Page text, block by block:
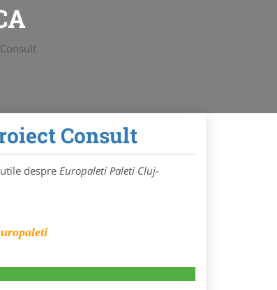
Consult
despre Europaleti Paleti Cluj-